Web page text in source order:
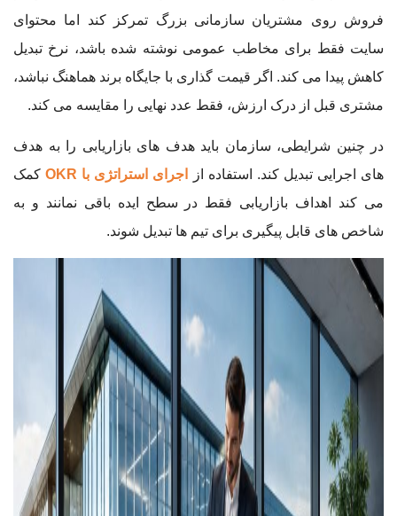
فروش روی مشتریان سازمانی بزرگ تمرکز کند اما محتوای
سایت فقط برای مخاطب عمومی نوشته شده باشد، نرخ تبدیل
کاهش پیدا می کند. اگر قیمت گذاری با جایگاه برند هماهنگ نباشد،
مشتری قبل از درک ارزش، فقط عدد نهایی را مقایسه می کند.
در چنین شرایطی، سازمان باید هدف های بازاریابی را به هدف
های اجرایی تبدیل کند. استفاده از
اجرای استراتژی با OKR
کمک
می کند اهداف بازاریابی فقط در سطح ایده باقی نمانند و به
شاخص های قابل پیگیری برای تیم ها تبدیل شوند.